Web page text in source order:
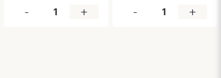
lämpliga för daglig
användning i industri,
- +
skydd mot damm och
partiklar samtidigt som de
- +